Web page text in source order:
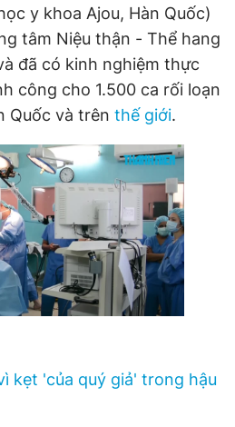
y khoa Ajou, Hàn Quốc)
tâm Niệu thận - Thể hang
đã có kinh nghiệm thực
công cho 1.500 ca rối loạn
Quốc và trên thế giới.
kẹt 'của quý giả' trong hậu